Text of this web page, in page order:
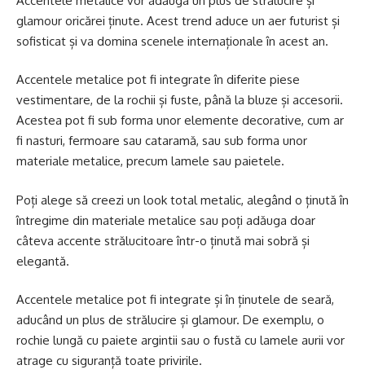
glamour oricărei ținute. Acest trend aduce un aer futurist și
sofisticat și va domina scenele internaționale în acest an.
Accentele metalice pot fi integrate în diferite piese
vestimentare, de la rochii și fuste, până la bluze și accesorii.
Acestea pot fi sub forma unor elemente decorative, cum ar
fi nasturi, fermoare sau cataramă, sau sub forma unor
materiale metalice, precum lamele sau paietele.
Poți alege să creezi un look total metalic, alegând o ținută în
întregime din materiale metalice sau poți adăuga doar
câteva accente strălucitoare într-o ținută mai sobră și
elegantă.
Accentele metalice pot fi integrate și în ținutele de seară,
aducând un plus de strălucire și glamour. De exemplu, o
rochie lungă cu paiete argintii sau o fustă cu lamele aurii vor
atrage cu siguranță toate privirile.